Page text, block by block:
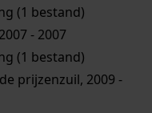
(1 bestand)
- 2007
(1 bestand)
prijzenzuil, 2009 -